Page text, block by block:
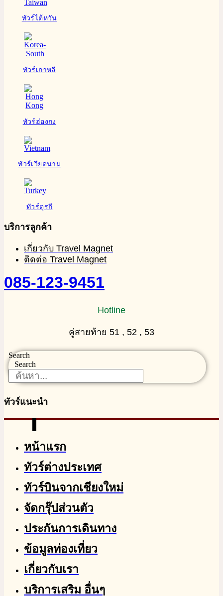
ทัวร์ไต้หวัน
ทัวร์เกาหลี
ทัวร์ฮ่องกง
ทัวร์เวียดนาม
ทัวร์ตุรกี
บริการลูกค้า
เกี่ยวกับ Travel Magnet
ติดต่อ Travel Magnet
085-123-9451
Hotline
คู่สายท้าย 51 , 52 , 53
Search
Search
ทัวร์แนะนำ
หน้าแรก
ทัวร์ต่างประเทศ
ทัวร์บินจากเชียงใหม่
จัดกรุ๊ปส่วนตัว
ประกันการเดินทาง
ข้อมูลท่องเที่ยว
เกี่ยวกับเรา
บริการเสริม อื่นๆ